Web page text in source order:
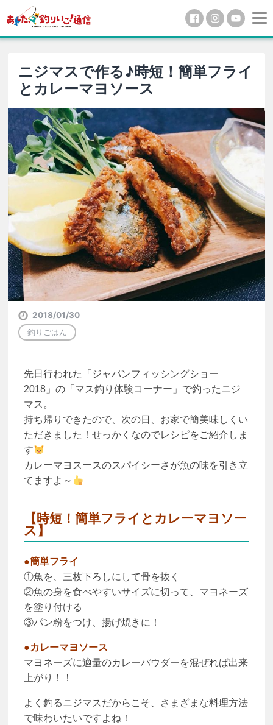
ニジマスで作る♪時短！簡単フライ
とカレーマヨソース
2018/01/30
釣りごはん
先日行われた「ジャパンフィッシングショー
2018」の「マス釣り体験コーナー」で釣ったニジ
マス。
持ち帰りできたので、次の日、お家で簡美味しくい
ただきました！せっかくなのでレシピをご紹介しま
す
カレーマヨスースのスパイシーさが魚の味を引き立
てますよ～
【時短！簡単フライとカレーマヨソー
ス】
●簡単フライ
①魚を、三枚下ろしにして骨を抜く
②魚の身を食べやすいサイズに切って、マヨネーズ
を塗り付ける
③パン粉をつけ、揚げ焼きに！
●カレーマヨソース
マヨネーズに適量のカレーパウダーを混ぜれば出来
上がり！！
よく釣るニジマスだからこそ、さまざまな料理方法
で味わいたいですよね！